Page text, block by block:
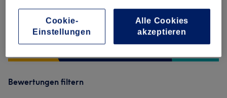
Sauberkeit
Service
Bewertungen filtern
Cookie-
Einstellungen
Alle Cookies
akzeptieren